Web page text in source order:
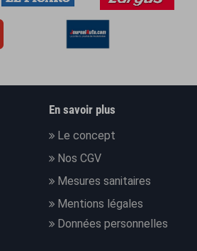
En savoir plus
Le concept
Nos CGV
Mesures sanitaires
Mentions légales
Données personnelles